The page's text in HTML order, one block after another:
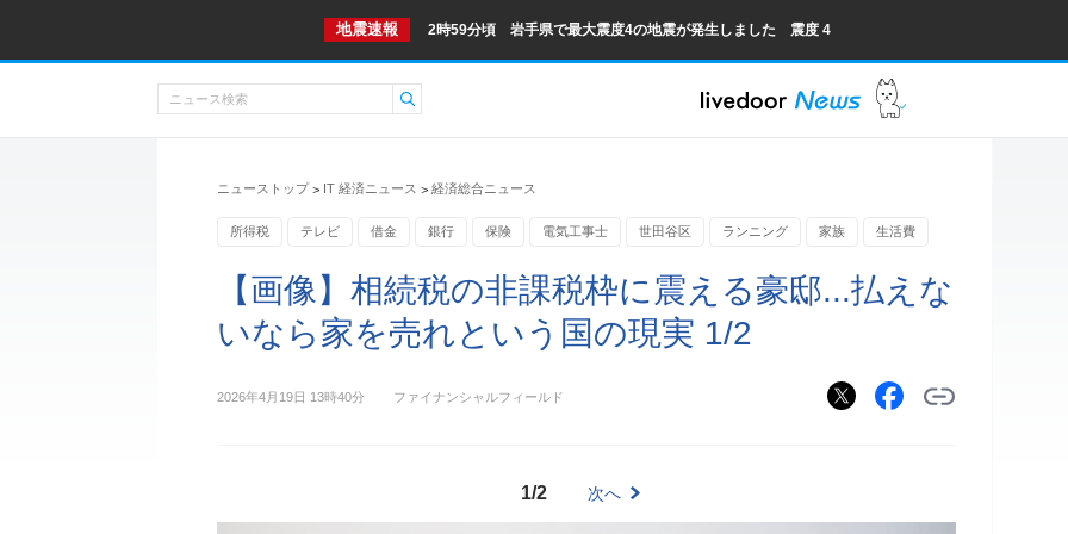
地震速報 2時59分頃 岩手県で最大震度4の地震が発生しました 震度 4
ニューストップ > IT 経済ニュース > 経済総合ニュース
所得税 テレビ 借金 銀行 保険 電気工事士 世田谷区 ランニング 家族 生活費
【画像】相続税の非課税枠に震える豪邸...払えな
いなら家を売れという国の現実 1/2
2026年4月19日 13時40分 ファイナンシャルフィールド
1/2 次へ